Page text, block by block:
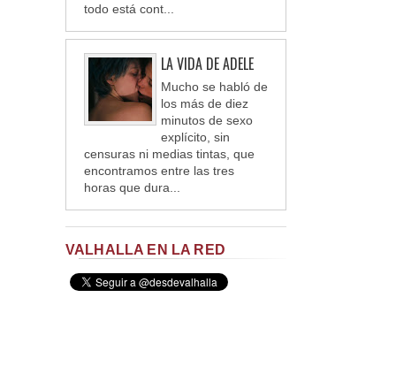
todo está cont...
LA VIDA DE ADELE
Mucho se habló de
los más de diez
minutos de sexo
explícito, sin
censuras ni medias tintas, que
encontramos entre las tres
horas que dura...
VALHALLA EN LA RED